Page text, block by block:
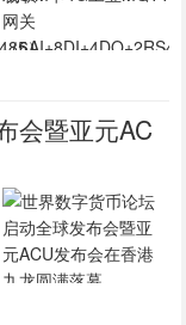
会暨亚元AC